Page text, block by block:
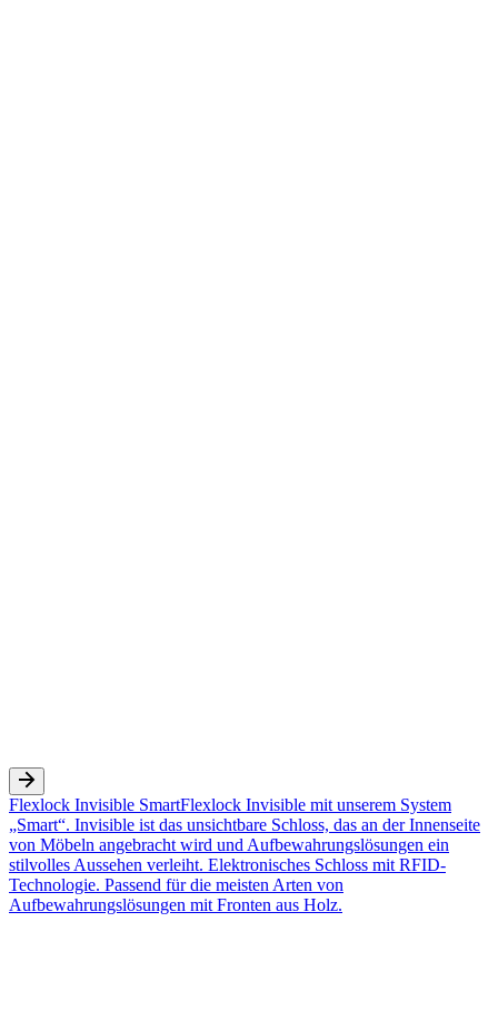
Flexlock Invisible SmartFlexlock Invisible mit unserem System
„Smart“. Invisible ist das unsichtbare Schloss, das an der Innenseite
von Möbeln angebracht wird und Aufbewahrungslösungen ein
stilvolles Aussehen verleiht. Elektronisches Schloss mit RFID-
Technologie. Passend für die meisten Arten von
Aufbewahrungslösungen mit Fronten aus Holz.